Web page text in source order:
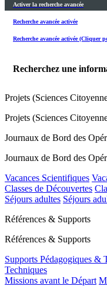
Activer la recherche avancée
Recherche avancée activée
Recherche avancée activée (Cliquer
Recherchez une
Projets (Sciences
Projets (Sciences
Journaux de Bord des
Journaux de Bord des
Vacances Scientifiques
Classes de Découvertes
Séjours adultes Séjours
Références & Supports
Références & Supports
Supports Pédagogiques &
Techniques
Missions avant le Départ